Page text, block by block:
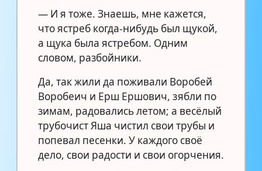
— И я тоже. Знаешь, мне кажется,
что ястреб когда-нибудь был щукой,
а щука была ястребом. Одним
словом, разбойники.
Да, так жили да поживали Воробей
Воробеич и Ерш Ершович, зябли по
зимам, радовались летом; а весёлый
трубочист Яша чистил свои трубы и
попевал песенки. У каждого своё
дело, свои радости и свои огорчения.